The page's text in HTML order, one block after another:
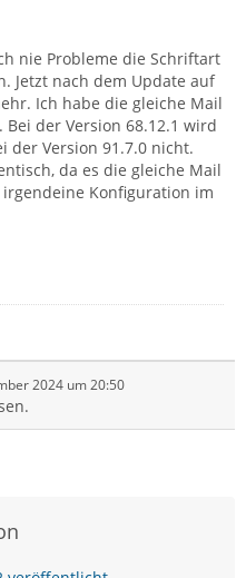
nie Probleme die Schriftart
Jetzt nach dem Update auf
Ich habe die gleiche Mail
der Version 68.12.1 wird
der Version 91.7.0 nicht.
da es die gleiche Mail
Konfiguration im
2024 um 20:50